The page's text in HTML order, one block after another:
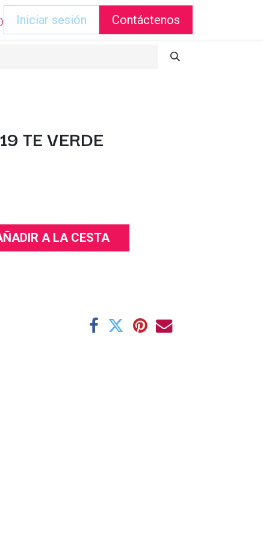
Iniciar sesión Contáctenos
TE VERDE
A LA CESTA